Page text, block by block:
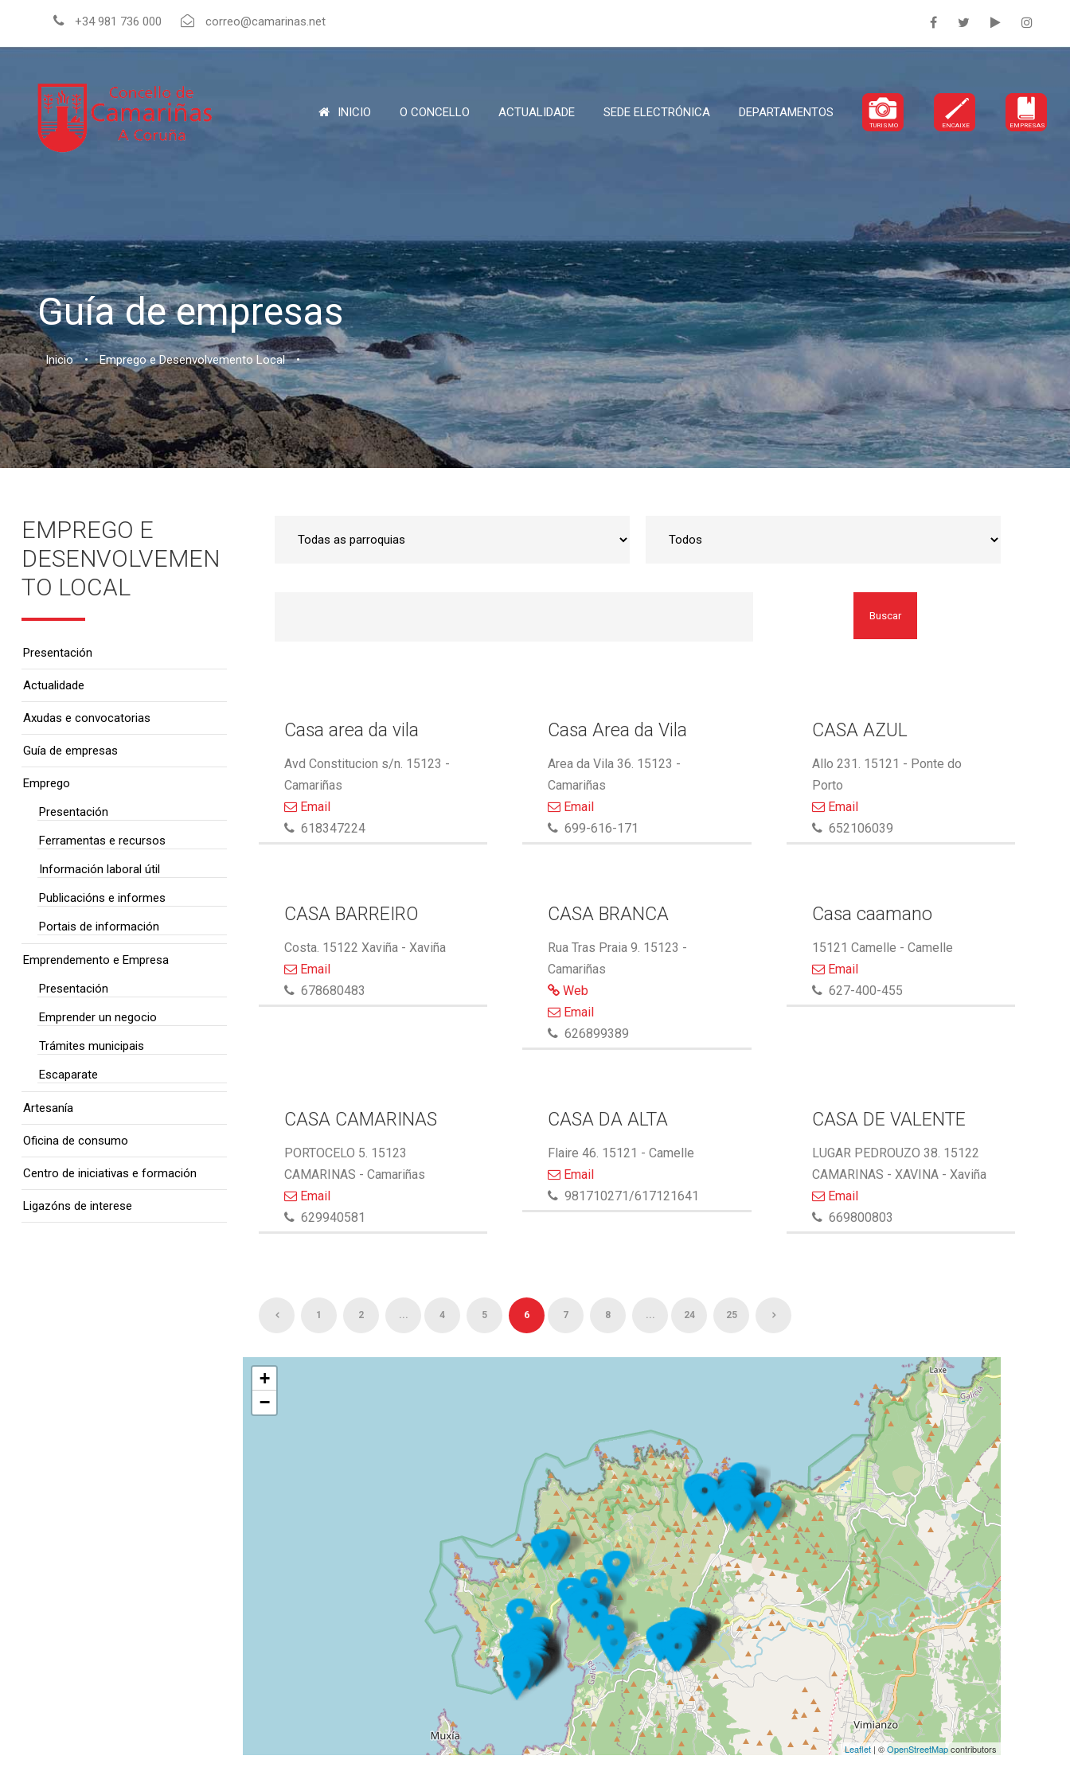
+34 981 736 000 correo@camarinas.net
INICIO O CONCELLO ACTUALIDADE SEDE ELECTRÓNICA DEPARTAMENTOS
TURISMO ENCAIXE EMPRESAS
Guía de empresas
Inicio • Emprego e Desenvolvemento Local •
Buscar
Casa area da vila
Avd Constitucion s/n. 15123 -
Camariñas
Email
618347224
Casa Area da Vila
Area da Vila 36. 15123 -
Camariñas
Email
699-616-171
CASA AZUL
Allo 231. 15121 - Ponte do
Porto
Email
652106039
CASA BARREIRO
Costa. 15122 Xaviña - Xaviña
Email
678680483
CASA BRANCA
Rua Tras Praia 9. 15123 -
Camariñas
Web
Email
626899389
Casa caamano
15121 Camelle - Camelle
Email
627-400-455
CASA CAMARINAS
PORTOCELO 5. 15123
CAMARINAS - Camariñas
Email
629940581
CASA DA ALTA
Flaire 46. 15121 - Camelle
Email
981710271/617121641
CASA DE VALENTE
LUGAR PEDROUZO 38. 15122
CAMARINAS - XAVINA - Xaviña
Email
669800803
1 2 ... 4 5 6 7 8 ... 24 25
+
−
Leaflet | ©OpenStreetMapcontributors
EMPREGO E
DESENVOLVEMEN
TO LOCAL
Presentación
Actualidade
Axudas e convocatorias
Guía de empresas
Emprego
Presentación
Ferramentas e recursos
Información laboral útil
Publicacións e informes
Portais de información
Emprendemento e Empresa
Presentación
Emprender un negocio
Trámites municipais
Escaparate
Artesanía
Oficina de consumo
Centro de iniciativas e formación
Ligazóns de interese